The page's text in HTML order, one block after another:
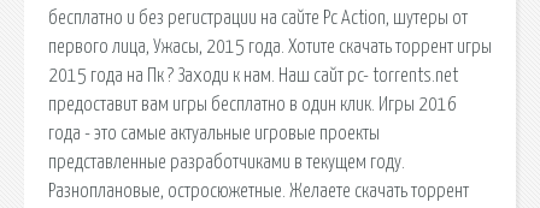
бесплатно и без регистрации на сайте Pc Action, шутеры от
первого лица, Ужасы, 2015 года. Хотите скачать торрент игры
2015 года на Пк ? Заходи к нам. Наш сайт pc- torrents.net
предоставит вам игры бесплатно в один клик. Игры 2016
года - это самые актуальные игровые проекты
представленные разработчиками в текущем году.
Разноплановые, остросюжетные. Желаете скачать торрент